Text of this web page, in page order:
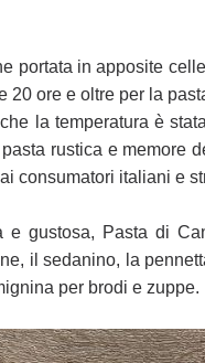
portata in apposite
20 ore e oltre per la
la temperatura è
rustica e memore
consumatori italiani e
e gustosa, Pasta di
il sedanino, la
per brodi e zuppe.